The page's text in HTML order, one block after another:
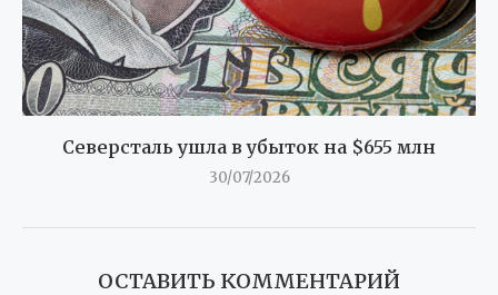
Северсталь ушла в убыток на $655 млн
30/07/2026
ОСТАВИТЬ КОММЕНТАРИЙ